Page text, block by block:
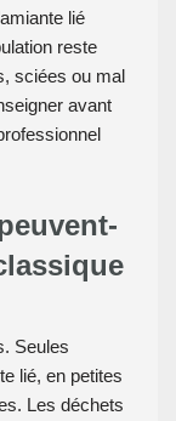
lié
reste
sciées ou mal
avant
Seules
lié, en petites
Les déchets